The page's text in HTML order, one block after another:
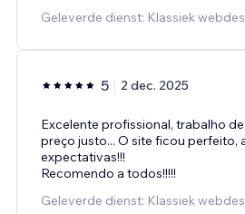
Geleverde dienst: Klassiek
5 2 dec. 2025
Excelente profissional, trabalho
preço justo... O site ficou perfeito,
expectativas!!!
Recomendo a todos!!!!!
Geleverde dienst: Klassiek